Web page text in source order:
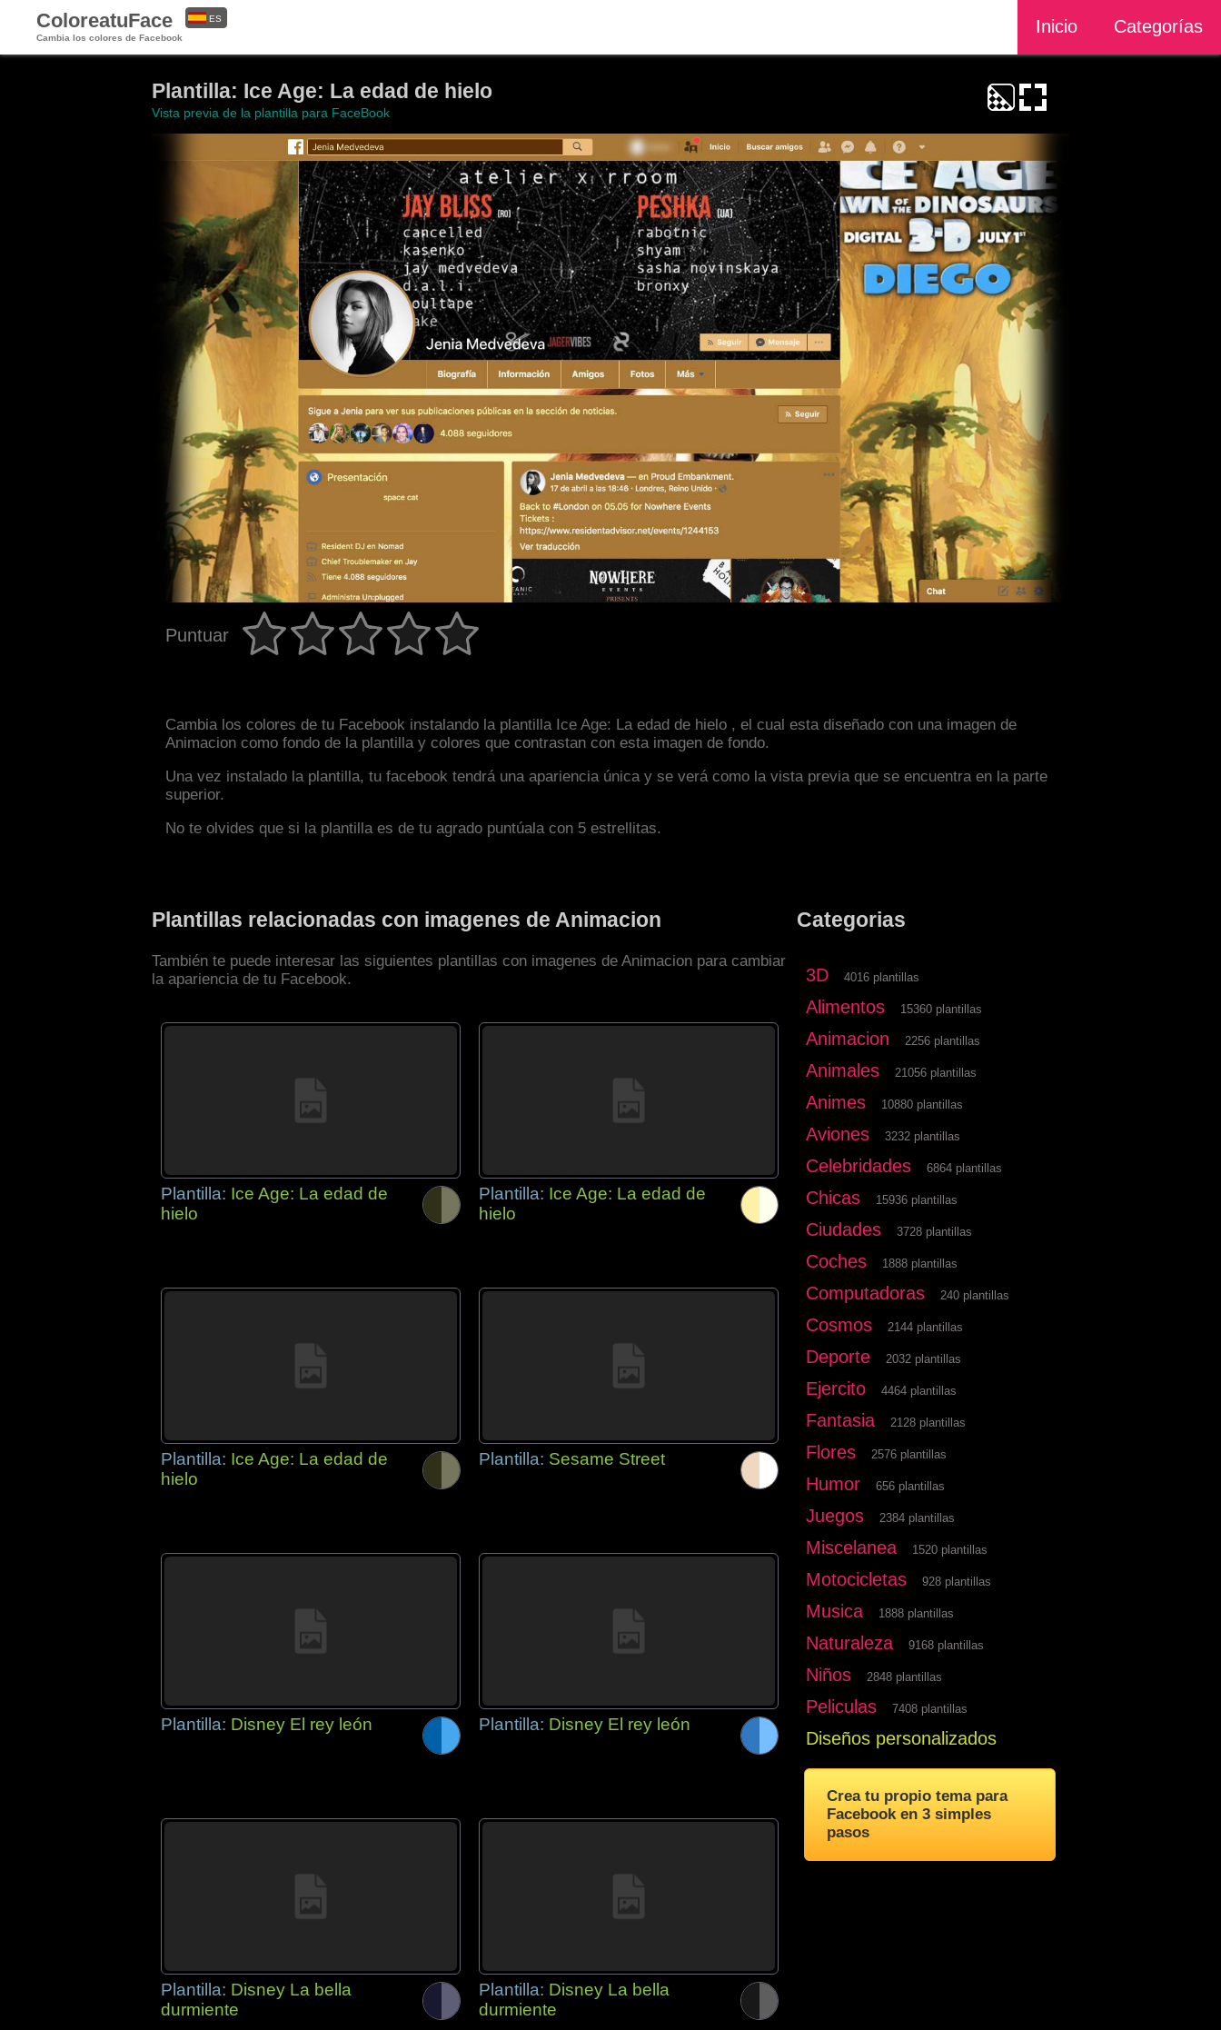
ColoreatuFace
Cambia los colores de Facebook
Inicio Categorías
ES
Plantilla: Ice Age: La edad de hielo
Vista previa de la plantilla para FaceBook
Puntuar
Cambia los colores de tu Facebook instalando la plantilla Ice Age: La edad de hielo , el cual esta diseñado con una imagen de
Animacion como fondo de la plantilla y colores que contrastan con esta imagen de fondo.
Una vez instalado la plantilla, tu facebook tendrá una apariencia única y se verá como la vista previa que se encuentra en la parte
superior.
No te olvides que si la plantilla es de tu agrado puntúala con 5 estrellitas.
Plantillas relacionadas con imagenes de Animacion
También te puede interesar las siguientes plantillas con imagenes de Animacion para cambiar
la apariencia de tu Facebook.
Plantilla: Ice Age: La edad de
hielo
Plantilla: Ice Age: La edad de
hielo
Plantilla: Ice Age: La edad de
hielo
Plantilla: Sesame Street
Plantilla: Disney El rey león Plantilla: Disney El rey león
Plantilla: Disney La bella
durmiente
Plantilla: Disney La bella
durmiente
Categorias
3D 4016 plantillas
Alimentos 15360 plantillas
Animacion 2256 plantillas
Animales 21056 plantillas
Animes 10880 plantillas
Aviones 3232 plantillas
Celebridades 6864 plantillas
Chicas 15936 plantillas
Ciudades 3728 plantillas
Coches 1888 plantillas
Computadoras 240 plantillas
Cosmos 2144 plantillas
Deporte 2032 plantillas
Ejercito 4464 plantillas
Fantasia 2128 plantillas
Flores 2576 plantillas
Humor 656 plantillas
Juegos 2384 plantillas
Miscelanea 1520 plantillas
Motocicletas 928 plantillas
Musica 1888 plantillas
Naturaleza 9168 plantillas
Niños 2848 plantillas
Peliculas 7408 plantillas
Diseños personalizados
Crea tu propio tema para
Facebook en 3 simples
pasos